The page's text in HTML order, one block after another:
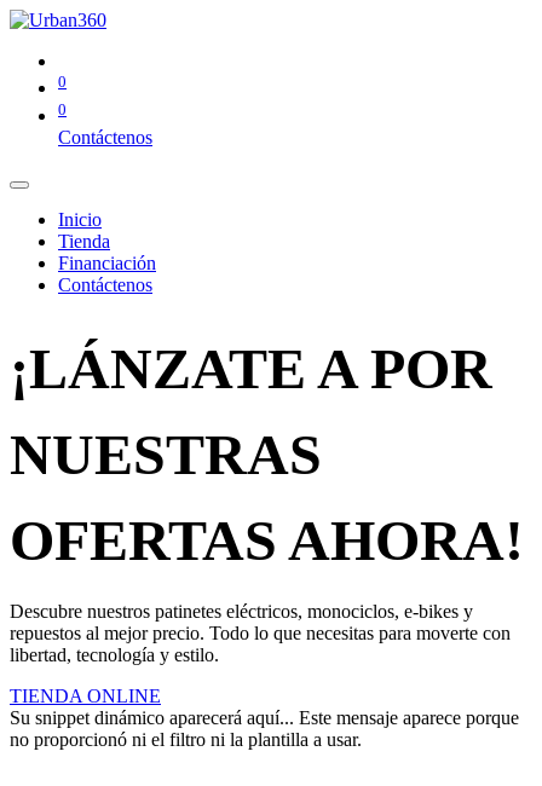
0
0
Contáctenos
Inicio
Tienda
Financiación
Contáctenos
¡LÁNZATE A POR
NUESTRAS
OFERTAS AHORA!
Descubre nuestros patinetes eléctricos, monociclos, e-bikes y
repuestos al mejor precio. Todo lo que necesitas para moverte con
libertad, tecnología y estilo.
TIENDA ONLINE
Su snippet dinámico aparecerá aquí... Este mensaje aparece porque
no proporcionó ni el filtro ni la plantilla a usar.